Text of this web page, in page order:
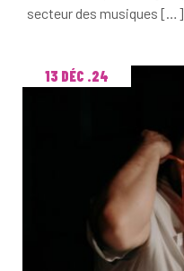
secteur des musiques […]
13 DÉC .24